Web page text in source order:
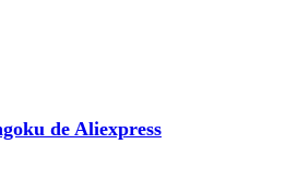
de Aliexpress